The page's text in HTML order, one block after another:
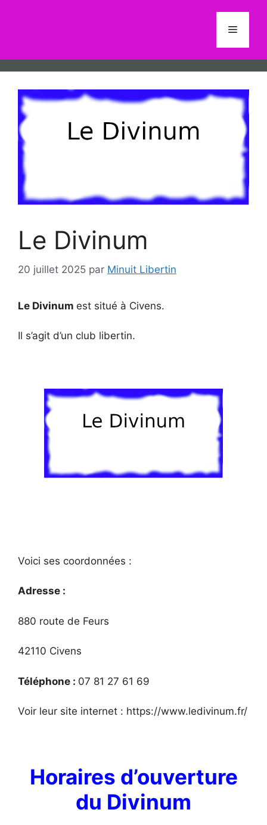
Menu
Le Divinum
20 juillet 2025 par Minuit Libertin
Le Divinum est situé à Civens.
Il s’agit d’un club libertin.
Voici ses coordonnées :
Adresse :
880 route de Feurs
42110 Civens
Téléphone : 07 81 27 61 69
Voir leur site internet : https://www.ledivinum.fr/
Horaires d’ouverture
du Divinum